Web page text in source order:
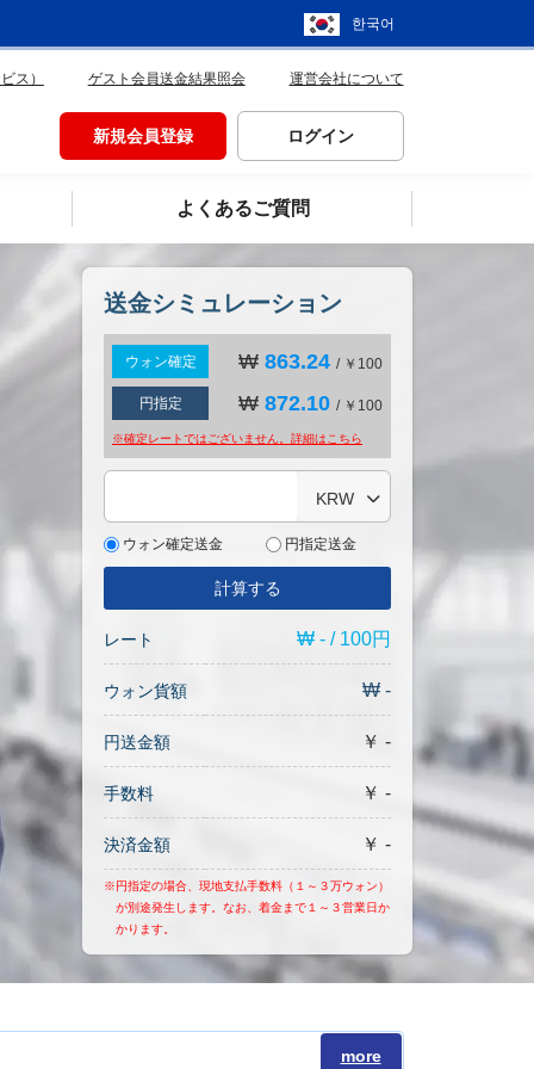
한국어
ス） ゲスト会員送金結果照会 運営会社について
新規会員登録 ログイン
よくあるご質問
送金シミュレーション
ウォン確定 ₩ 863.24 / ￥100
円指定 ₩ 872.10 / ￥100
※確定レートではございません。詳細は こちら
KRW
ウォン確定送金 円指定送金
計算する
レート ₩ - / 100円
ウォン貨額 ₩ -
円送金額 ￥ -
手数料 ￥ -
決済金額 ￥ -
※円指定の場合、現地支払手数料（１～３万ウォン）
が別途発生します。なお、着金まで１～３営業日か
かります。
more